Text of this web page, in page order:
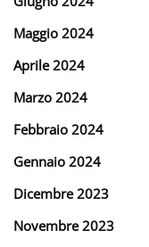
Maggio 2024
Aprile 2024
Marzo 2024
Febbraio 2024
Gennaio 2024
Dicembre 2023
Novembre 2023